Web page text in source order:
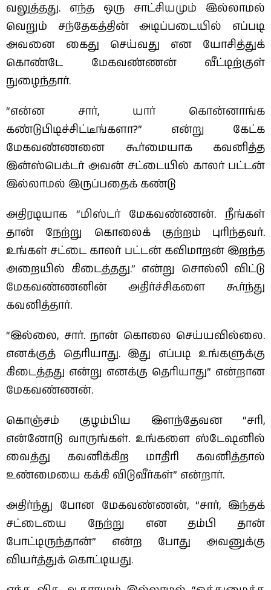
வலுத்தது. எந்த ஒரு சாட்சியமும் இல்லாமல்
வெறும் சந்தேகத்தின் அடிப்படையில் எப்படி
அவனை கைது செய்வது என யோசித்துக்
கொண்டே மேகவண்ணன் வீட்டிற்குள்
நுழைந்தார்.
“என்ன சார், யார் கொன்னாங்க
கண்டுபிடிச்சிட்டீங்களா?” என்று கேட்க
மேகவண்ணனை கூர்மையாக கவனித்த
இன்ஸ்பெக்டர் அவன் சட்டையில் காலர் பட்டன்
இல்லாமல் இருப்பதைக் கண்டு
அதிரடியாக “மிஸ்டர் மேகவண்ணன். நீங்கள்
தான் நேற்று கொலைக் குற்றம் புரிந்தவர்.
உங்கள் சட்டை காலர் பட்டன் கவிமாறன் இறந்த
அறையில் கிடைத்தது.” என்று சொல்லி விட்டு
மேகவண்ணனின் அதிர்ச்சிகளை கூர்ந்து
கவனித்தார்.
“இல்லை, சார். நான் கொலை செய்யவில்லை.
எனக்குத் தெரியாது. இது எப்படி உங்களுக்கு
கிடைத்தது என்று எனக்கு தெரியாது” என்றான
மேகவண்ணன்.
கொஞ்சம் குழம்பிய இளந்தேவன “சரி,
என்னோடு வாருங்கள். உங்களை ஸ்டேஷனில்
வைத்து கவனிக்கிற மாதிரி கவனித்தால்
உண்மையை கக்கி விடுவீர்கள்” என்றார்.
அதிர்ந்து போன மேகவண்ணன், “சார், இந்தக்
சட்டையை நேற்று என தம்பி தான்
போட்டிருந்தான்” என்ற போது அவனுக்கு
வியர்த்துக் கொட்டியது.